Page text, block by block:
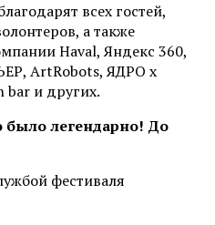
всех гостей,
а также
Haval, Яндекс 360,
ArtRobots, ЯДРО х
bar и других.
было легендарно! До
фестиваля